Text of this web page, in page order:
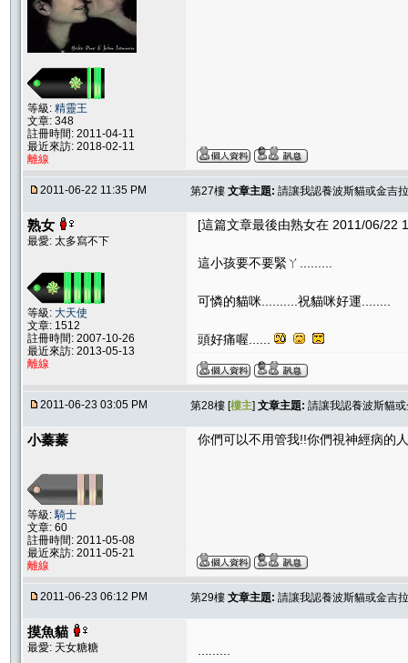
等級: 精靈王
文章: 348
註冊時間: 2011-04-11
最近來訪: 2018-02-11
離線
2011-06-22 11:35 PM 第27樓 文章主題: 請讓我認養波斯貓或金吉
熟女
最愛: 太多寫不下
等級: 大天使
文章: 1512
註冊時間: 2007-10-26
最近來訪: 2013-05-13
離線
[這篇文章最後由熟女在 2011/06/22
這小孩要不要緊ㄚ.........
可憐的貓咪..........祝貓咪好運........
頭好痛喔......
2011-06-23 03:05 PM 第28樓 [樓主] 文章主題: 請讓我認養波斯貓
小蓁蓁
等級:騎士
文章: 60
註冊時間: 2011-05-08
最近來訪: 2011-05-21
離線
你們可以不用管我!!你們視神經病的
2011-06-23 06:12 PM 第29樓 文章主題: 請讓我認養波斯貓或金吉
摸魚貓
最愛: 天女糖糖